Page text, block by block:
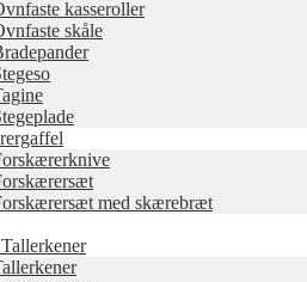
kasseroller
skåle
med skærebræt